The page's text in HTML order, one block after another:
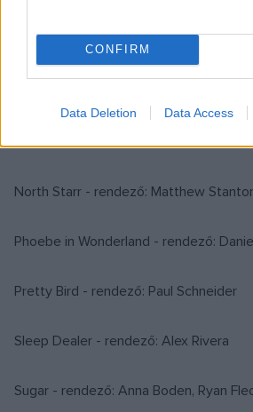
CONFIRM
Data Deletion Data Access
The Last Word - rendező: Geoff Haley
The Mysteries of Pittsburgh - rendező:
Thurber
North Starr - rendező: Matthew
Phoebe in Wonderland - rendező:
Pretty Bird - rendező: Paul Schneider
Sleep Dealer - rendező: Alex Rivera
Sugar - rendező: Anna Boden, Ryan